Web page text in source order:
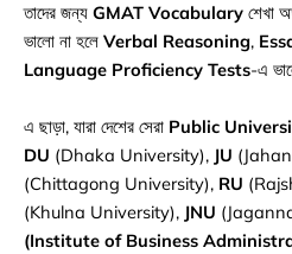
তাদের জন্য GMAT Vocabulary শেখা
ভালো না হলে Verbal Reasoning,
Language Proficiency Tests-এ
এ ছাড়া, যারা দেশের সেরা Public
DU (Dhaka University), JU
(Chittagong University), RU
(Khulna University), JNU
(Institute of Business